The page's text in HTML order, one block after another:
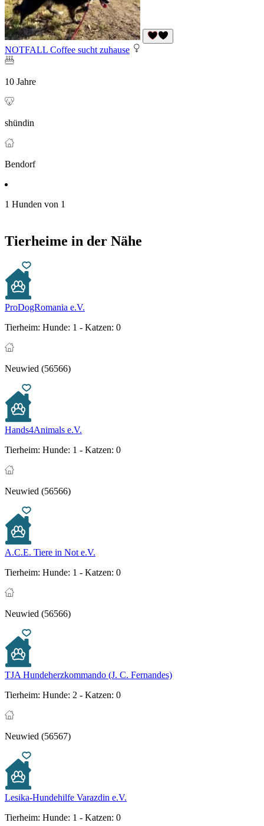
NOTFALL Coffee sucht zuhause
10 Jahre
shündin
Bendorf
1 Hunden von 1
Tierheime in der Nähe
ProDogRomania e.V.
Tierheim: Hunde: 1 - Katzen: 0
Neuwied (56566)
Hands4Animals e.V.
Tierheim: Hunde: 1 - Katzen: 0
Neuwied (56566)
A.C.E. Tiere in Not e.V.
Tierheim: Hunde: 1 - Katzen: 0
Neuwied (56566)
TJA Hundeherzkommando (J. C. Fernandes)
Tierheim: Hunde: 2 - Katzen: 0
Neuwied (56567)
Lesika-Hundehilfe Varazdin e.V.
Tierheim: Hunde: 1 - Katzen: 0